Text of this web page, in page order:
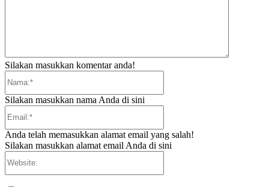
Silakan masukkan komentar anda!
Silakan masukkan nama Anda di sini
Anda telah memasukkan alamat email yang salah!
Silakan masukkan alamat email Anda di sini